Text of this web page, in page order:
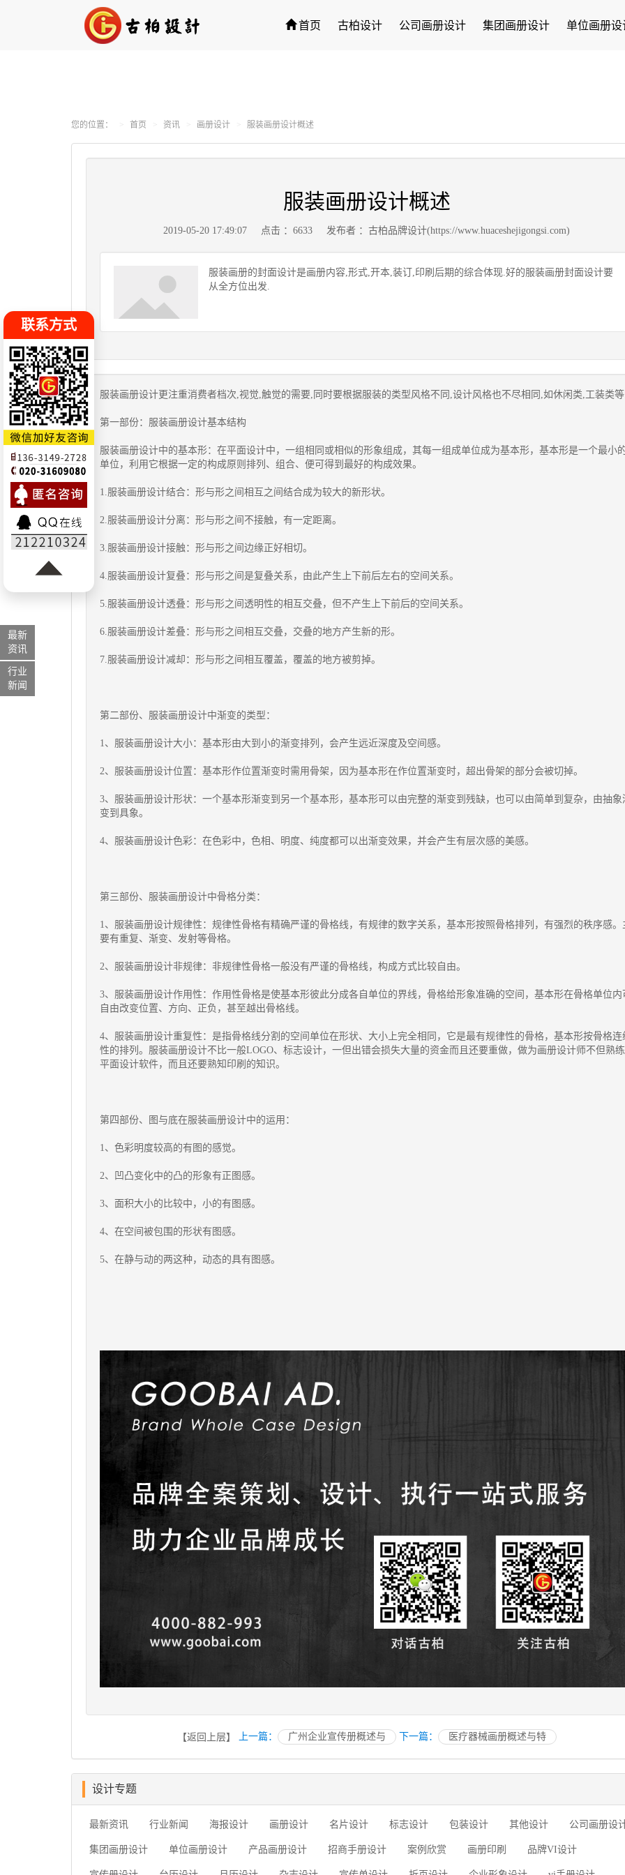
首页 古柏设计 公司画册设计 集团画册设计 单位画册设
您的位置： 首页 资讯 画册设计 服装画册设计概述
服装画册设计概述
2019-05-20 17:49:07 点击 ：6633 发布者 ：古柏品牌设计(https://www.huaceshejigongsi.com)
服装画册的封面设计是画册内容,形式,开本,装订,印刷后期的综合体现.好的服装画册封面设计要
从全方位出发.
服装画册设计更注重消费者档次,视觉,触觉的需要,同时要根据服装的类型风格不同,设计风格也不尽相同,如休闲类,工装类
第一部份：服装画册设计基本结构
服装画册设计中的基本形：在平面设计中，一组相同或相似的形象组成，其每一组成单位成为基本形，基本形是一个最小
单位，利用它根据一定的构成原则排列、组合、便可得到最好的构成效果。
1.服装画册设计结合：形与形之间相互之间结合成为较大的新形状。
2.服装画册设计分离：形与形之间不接触，有一定距离。
3.服装画册设计接触：形与形之间边缘正好相切。
4.服装画册设计复叠：形与形之间是复叠关系，由此产生上下前后左右的空间关系。
5.服装画册设计透叠：形与形之间透明性的相互交叠，但不产生上下前后的空间关系。
6.服装画册设计差叠：形与形之间相互交叠，交叠的地方产生新的形。
7.服装画册设计减却：形与形之间相互覆盖，覆盖的地方被剪掉。
第二部份、服装画册设计中渐变的类型：
1、服装画册设计大小：基本形由大到小的渐变排列，会产生远近深度及空间感。
2、服装画册设计位置：基本形作位置渐变时需用骨架，因为基本形在作位置渐变时，超出骨架的部分会被切掉。
3、服装画册设计形状：一个基本形渐变到另一个基本形，基本形可以由完整的渐变到残缺，也可以由简单到复杂，由抽象
变到具象。
4、服装画册设计色彩：在色彩中，色相、明度、纯度都可以出渐变效果，并会产生有层次感的美感。
第三部份、服装画册设计中骨格分类：
1、服装画册设计规律性：规律性骨格有精确严谨的骨格线，有规律的数字关系，基本形按照骨格排列，有强烈的秩序感。
要有重复、渐变、发射等骨格。
2、服装画册设计非规律：非规律性骨格一般没有严谨的骨格线，构成方式比较自由。
3、服装画册设计作用性：作用性骨格是使基本形彼此分成各自单位的界线，骨格给形象准确的空间，基本形在骨格单位内
自由改变位置、方向、正负，甚至越出骨格线。
4、服装画册设计重复性：是指骨格线分割的空间单位在形状、大小上完全相同，它是最有规律性的骨格，基本形按骨格连
性的排列。服装画册设计不比一般LOGO、标志设计，一但出错会损失大量的资金而且还要重做，做为画册设计师不但熟练
平面设计软件，而且还要熟知印刷的知识。
第四部份、图与底在服装画册设计中的运用：
1、色彩明度较高的有图的感觉。
2、凹凸变化中的凸的形象有正图感。
3、面积大小的比较中，小的有图感。
4、在空间被包围的形状有图感。
5、在静与动的两这种，动态的具有图感。
【返回上层】 上一篇： 广州企业宣传册概述与 下一篇： 医疗器械画册概述与特
设计专题
最新资讯 行业新闻 海报设计 画册设计 名片设计 标志设计 包装设计 其他设计 公司画册设
集团画册设计 单位画册设计 产品画册设计 招商手册设计 案例欣赏 画册印刷 品牌VI设计
联系方式
最新
资讯
行业
新闻